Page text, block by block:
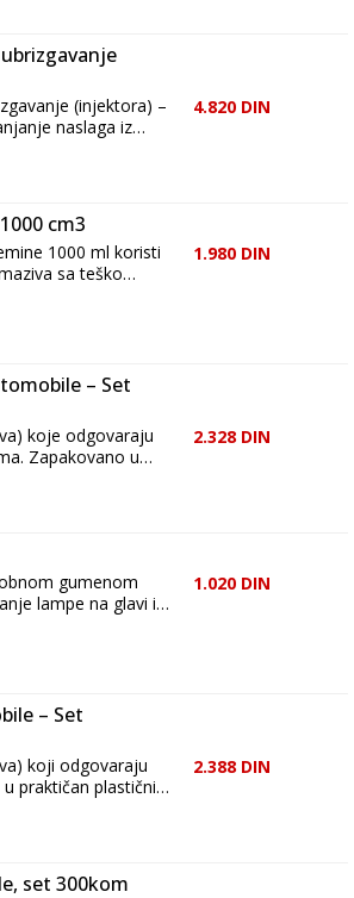
(injektora) –
olakšavajući
4.820 DIN
cm3
1000 ml koristi
sa teško
pogonske osovine.
radionicama.
1.980 DIN
– Set
koje odgovaraju
u
2.328 DIN
gumenom
lampe na glavi ili
Podesivi
1.020 DIN
– Set
koji odgovaraju
2.388 DIN
set 300kom